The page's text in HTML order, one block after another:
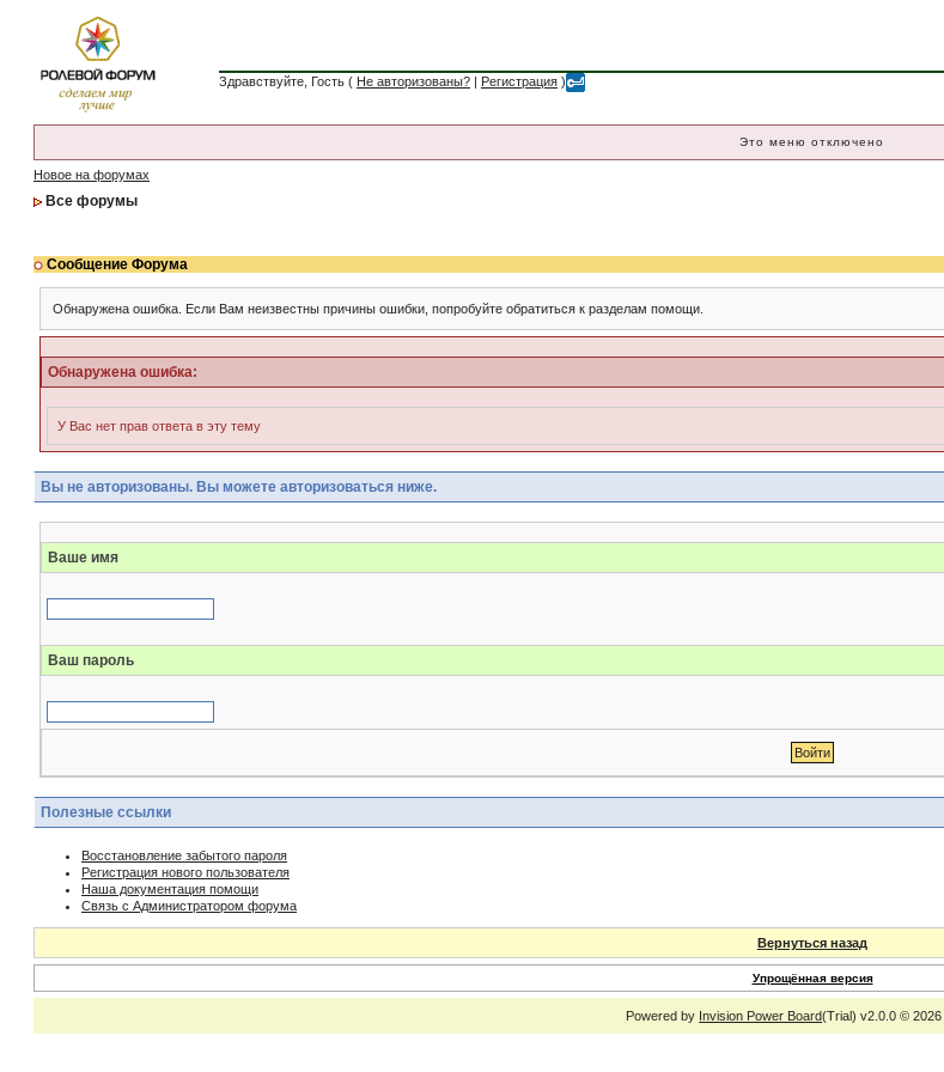
Здравствуйте, Гость ( Не авторизованы? | Регистрация )
Это меню отключено
Новое на форумах
Все форумы
Сообщение Форума
Обнаружена ошибка. Если Вам неизвестны причины ошибки, попробуйте обратиться к разделам помощи.
Обнаружена ошибка:
У Вас нет прав ответа в эту тему
Вы не авторизованы. Вы можете авторизоваться ниже.
Ваше имя
Ваш пароль
Полезные ссылки
Восстановление забытого пароля
Регистрация нового пользователя
Наша документация помощи
Связь с Администратором форума
Вернуться назад
Упрощённая версия
Powered by Invision Power Board(Trial) v2.0.0 © 2026